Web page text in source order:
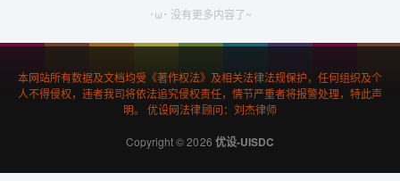
･ω･ 没有更多内容了~
本网站所有数据及文档均受《著作权法》及相关法律法规保护，任何组织及个
人不得侵权，违者我司将依法追究侵权责任，情节严重者将报警处理，特此声
明。 优设网法律顾问：刘杰律师
Copyright © 2026 优设-UISDC